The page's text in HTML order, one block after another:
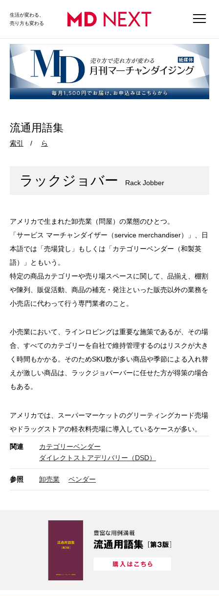
生活が変わる、
売り方も変わる
流通用語集
索引 ら
ラックジョバー Rack Jobber
アメリカで生まれた卸売業（問屋）の業態のひとつ。
「サービス マーチャンダイザー（service merchandiser）」、日
本語では「売場貸し」もしくは「カテゴリーベンダー（和製英
語）」ともいう。
特定の商品カテゴリーや売り場スペースに関して、品揃え、棚割
や陳列、販促活動、商品の補充・発注といった販売以外の業務を
小売店に代わって行う専門業者のこと。
小売業において、ラインロビングは重要な施策であるが、その場
合、すべてのカテゴリーを自社で維持管理するのはリスクが大き
く時間もかかる。そのためSKU数が多い商品や季節による入れ替
えが激しい商品は、ラックジョバーバーに任せた方が得策の場合
もある。
アメリカでは、スーパーマーケットのグリーティングカード売場
やドラッグストアの軽衣料売場に導入しているケースが多い。
関連
カテゴリーベンダー
ダイレクトストアデリバリー（DSD）
参照 卸売業 ベンダー